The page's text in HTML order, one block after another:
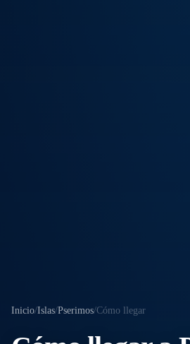
Inicio/Islas/Pserimos/Cómo llegar